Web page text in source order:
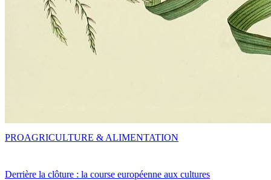
Derrière la clôture : la course européenne aux cultures
PROAGRICULTURE & ALIMENTATION